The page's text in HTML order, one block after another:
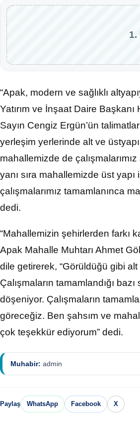
1.
“Apak, modern ve sağlıklı
Yatırım ve İnşaat Daire
Sayın Cengiz Ergün’ün
yerleşim yerlerinde alt ve
mahallemizde de
yanı sıra mahallemizde üst
çalışmalarımız tamamlanınca
dedi.
“Mahallemizin şehirlerden farkı
Apak Mahalle Muhtarı Ahmet
dile getirerek, “Görüldüğü gibi alt
Çalışmaların tamamlandığı
döşeniyor. Çalışmaların
göreceğiz. Ben şahsım ve
çok teşekkür ediyorum” dedi.
Muhabir: admin
Paylaş WhatsApp Facebook X